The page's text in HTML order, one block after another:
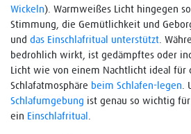
Wickeln). Warmweißes Licht hingegen
Stimmung, die Gemütlichkeit und
und das Einschlafritual unterstützt .
bedrohlich wirkt, ist gedämpftes oder
Licht wie von einem Nachtlicht ideal für
Schlafatmosphäre beim Schlafen-legen
Schlafumgebung ist genau so wichtig
ein Einschlafritual